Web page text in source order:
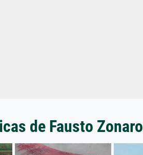
de Fausto Zonaro